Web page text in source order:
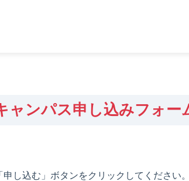
ャンパス申し込みフォー
し込む」ボタンをクリックしてください。